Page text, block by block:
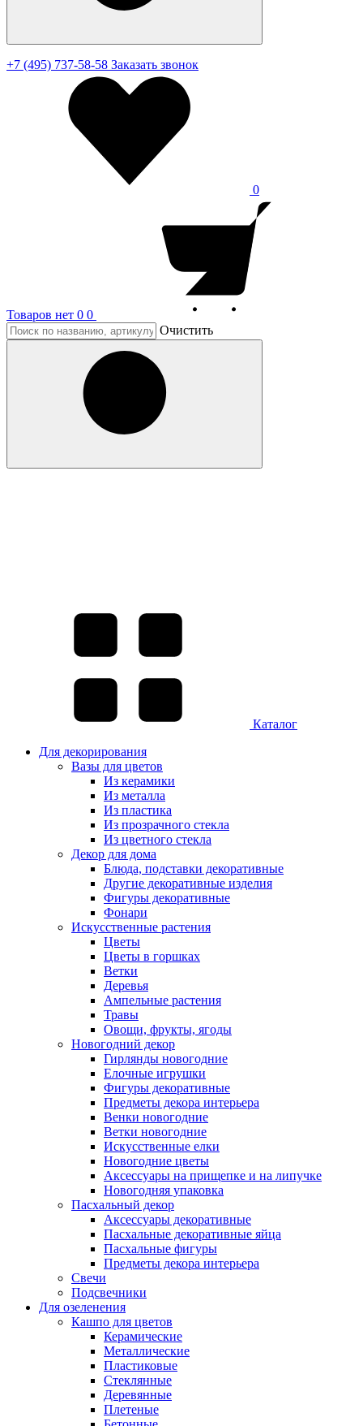
+7 (495) 737-58-58 Заказать звонок
0
Товаров нет 0 0
Очистить
Каталог
Для декорирования
Вазы для цветов
Из керамики
Из металла
Из пластика
Из прозрачного стекла
Из цветного стекла
Декор для дома
Блюда, подставки декоративные
Другие декоративные изделия
Фигуры декоративные
Фонари
Искусственные растения
Цветы
Цветы в горшках
Ветки
Деревья
Ампельные растения
Травы
Овощи, фрукты, ягоды
Новогодний декор
Гирлянды новогодние
Елочные игрушки
Фигуры декоративные
Предметы декора интерьера
Венки новогодние
Ветки новогодние
Искусственные елки
Новогодние цветы
Аксессуары на прищепке и на липучке
Новогодняя упаковка
Пасхальный декор
Аксессуары декоративные
Пасхальные декоративные яйца
Пасхальные фигуры
Предметы декора интерьера
Свечи
Подсвечники
Для озеленения
Кашпо для цветов
Керамические
Металлические
Пластиковые
Стеклянные
Деревянные
Плетеные